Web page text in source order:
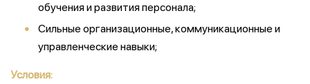
обучения и развития персонала;
Сильные организационные, коммуникационные и
управленческие навыки;
Условия: